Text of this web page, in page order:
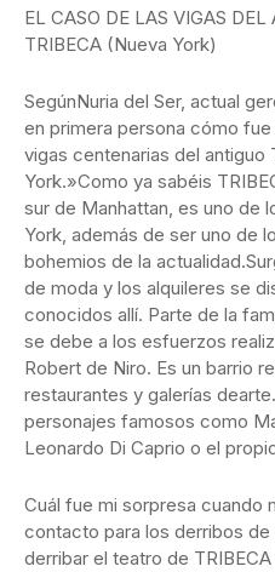
EL CASO DE LAS VIGAS
TRIBECA (Nueva York)
SegúnNuria del Ser, actual
en primera persona cómo
vigas centenarias del antiguo
York.»Como ya sabéis
sur de Manhattan, es uno de
York, además de ser uno de
bohemios de la
de moda y los alquileres se
conocidos allí. Parte de la
se debe a los esfuerzos
Robert de Niro. Es un barrio
restaurantes y galerías
personajes famosos como
Leonardo Di Caprio o el
Cuál fue mi sorpresa cuando
contacto para los derribos de
derribar el teatro de